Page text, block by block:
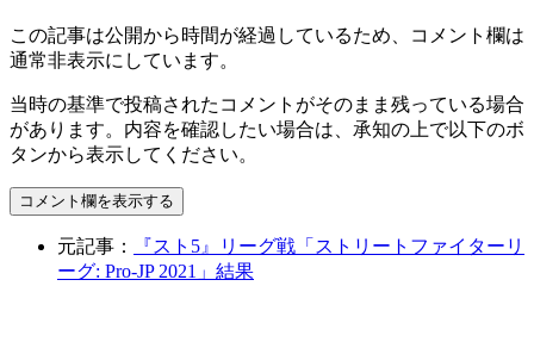
この記事は公開から時間が経過しているため、コメント欄は
通常非表示にしています。
当時の基準で投稿されたコメントがそのまま残っている場合
があります。内容を確認したい場合は、承知の上で以下のボ
タンから表示してください。
コメント欄を表示する
元記事：
『スト5』リーグ戦「ストリートファイターリ
ーグ: Pro-JP 2021」結果